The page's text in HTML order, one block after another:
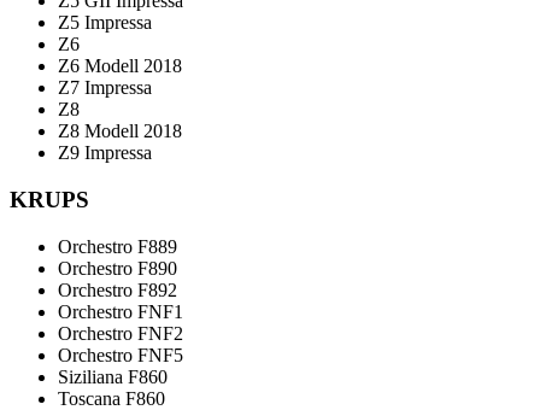
Z5 Impressa
Z6
Z6 Modell 2018
Z7 Impressa
Z8
Z8 Modell 2018
Z9 Impressa
KRUPS
Orchestro F889
Orchestro F890
Orchestro F892
Orchestro FNF1
Orchestro FNF2
Orchestro FNF5
Siziliana F860
Toscana F860